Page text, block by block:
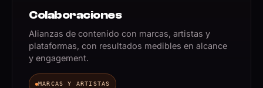
Colaboraciones
Alianzas de contenido con marcas, artistas y
plataformas, con resultados medibles en alcance
y engagement.
MARCAS Y ARTISTAS